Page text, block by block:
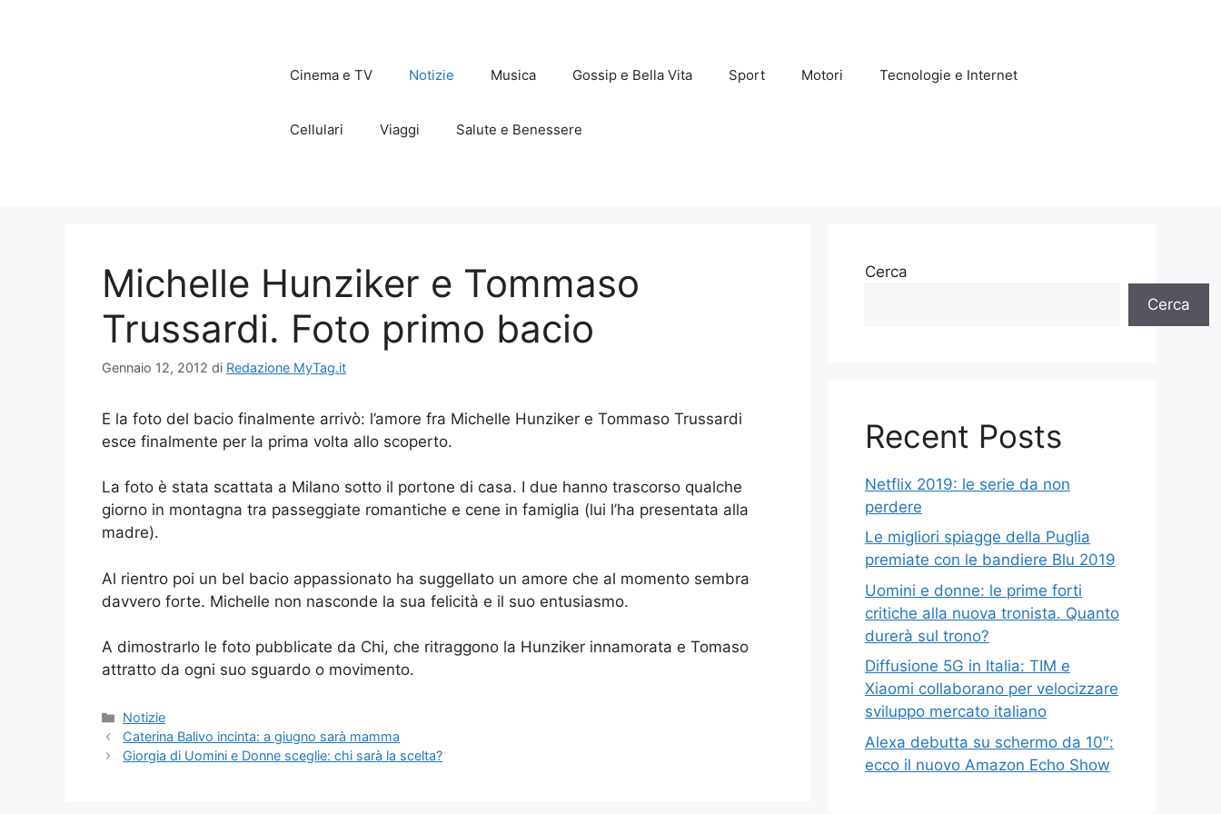
Cinema e TV Notizie Musica Gossip e Bella Vita Sport Motori Tecnologie e Internet
Cellulari Viaggi Salute e Benessere
Michelle Hunziker e Tommaso
Trussardi. Foto primo bacio
Gennaio 12, 2012 di Redazione MyTag.it
E la foto del bacio finalmente arrivò: l’amore fra Michelle Hunziker e Tommaso Trussardi
esce finalmente per la prima volta allo scoperto.
La foto è stata scattata a Milano sotto il portone di casa. I due hanno trascorso qualche
giorno in montagna tra passeggiate romantiche e cene in famiglia (lui l’ha presentata alla
madre).
Al rientro poi un bel bacio appassionato ha suggellato un amore che al momento sembra
davvero forte. Michelle non nasconde la sua felicità e il suo entusiasmo.
A dimostrarlo le foto pubblicate da Chi, che ritraggono la Hunziker innamorata e Tomaso
attratto da ogni suo sguardo o movimento.
Categorie
Notizie
Caterina Balivo incinta: a giugno sarà mamma
Giorgia di Uomini e Donne sceglie: chi sarà la scelta?
Cerca
Cerca
Recent Posts
Netflix 2019: le serie da non
perdere
Le migliori spiagge della Puglia
premiate con le bandiere Blu 2019
Uomini e donne: le prime forti
critiche alla nuova tronista. Quanto
durerà sul trono?
Diffusione 5G in Italia: TIM e
Xiaomi collaborano per velocizzare
sviluppo mercato italiano
Alexa debutta su schermo da 10″:
ecco il nuovo Amazon Echo Show